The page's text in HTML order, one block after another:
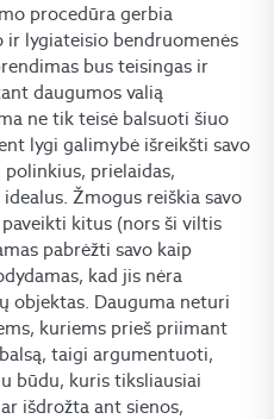
procedūra gerbia
ir lygiateisio bendruomenės
bus teisingas ir
daugumos valią
ne tik teisė balsuoti šiuo
lygi galimybė išreikšti savo
prielaidas,
Žmogus reiškia savo
kitus (nors ši viltis
pabrėžti savo kaip
kad jis nėra
objektas. Dauguma neturi
kuriems prieš priimant
taigi argumentuoti,
būdu, kuris tiksliausiai
išdrožta ant sienos,